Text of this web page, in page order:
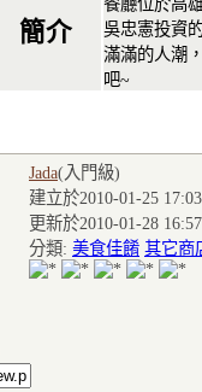
簡介
吳忠憲投資
滿滿的人潮
吧~
Jada(入門級)
建立於2010-01-25
更新於2010-01-28
分類: 美食佳餚 其它商